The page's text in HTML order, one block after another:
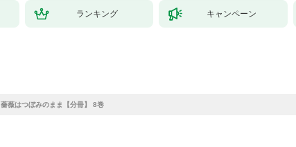
ランキング キャンペーン
薔薇はつぼみのまま【分冊】 8巻